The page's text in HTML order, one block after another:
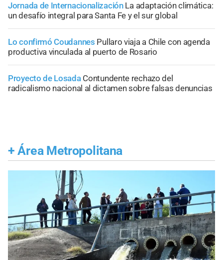
Jornada de Internacionalización La adaptación climática:
un desafío integral para Santa Fe y el sur global
Lo confirmó Coudannes Pullaro viaja a Chile con agenda
productiva vinculada al puerto de Rosario
Proyecto de Losada Contundente rechazo del
radicalismo nacional al dictamen sobre falsas denuncias
+ Área Metropolitana